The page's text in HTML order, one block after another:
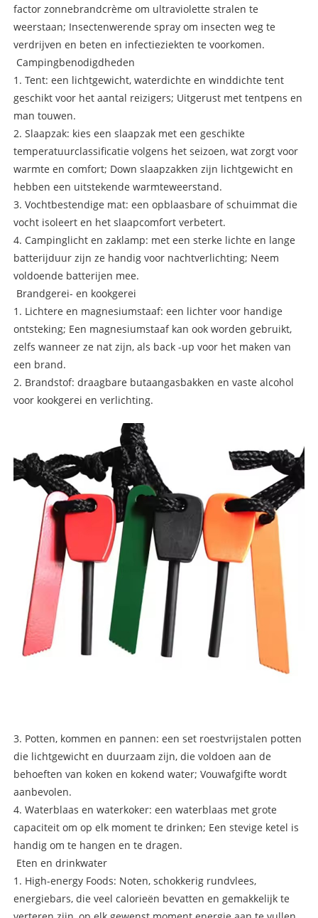
factor zonnebrandcrème om ultraviolette stralen te
weerstaan; Insectenwerende spray om insecten weg te
verdrijven en beten en infectieziekten te voorkomen.
Campingbenodigdheden
1. Tent: een lichtgewicht, waterdichte en winddichte tent
geschikt voor het aantal reizigers; Uitgerust met tentpens en
man touwen.
2. Slaapzak: kies een slaapzak met een geschikte
temperatuurclassificatie volgens het seizoen, wat zorgt voor
warmte en comfort; Down slaapzakken zijn lichtgewicht en
hebben een uitstekende warmteweerstand.
3. Vochtbestendige mat: een opblaasbare of schuimmat die
vocht isoleert en het slaapcomfort verbetert.
4. Campinglicht en zaklamp: met een sterke lichte en lange
batterijduur zijn ze handig voor nachtverlichting; Neem
voldoende batterijen mee.
Brandgerei- en kookgerei
1. Lichtere en magnesiumstaaf: een lichter voor handige
ontsteking; Een magnesiumstaaf kan ook worden gebruikt,
zelfs wanneer ze nat zijn, als back -up voor het maken van
een brand.
2. Brandstof: draagbare butaangasbakken en vaste alcohol
voor kookgerei en verlichting.
3. Potten, kommen en pannen: een set roestvrijstalen potten
die lichtgewicht en duurzaam zijn, die voldoen aan de
behoeften van koken en kokend water; Vouwafgifte wordt
aanbevolen.
4. Waterblaas en waterkoker: een waterblaas met grote
capaciteit om op elk moment te drinken; Een stevige ketel is
handig om te hangen en te dragen.
Eten en drinkwater
1. High-energy Foods: Noten, schokkerig rundvlees,
energiebars, die veel calorieën bevatten en gemakkelijk te